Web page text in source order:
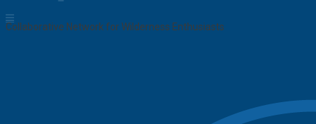
Collaborative Network for Wilderness Enthusiasts